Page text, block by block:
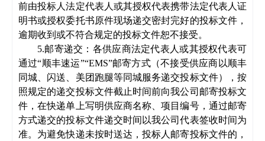
前由投标人法定代表人或其授权代表携带法定代表人证
明书或授权委托书原件现场递交密封完好的投标文件，
逾期收到或不符合规定的投标文件恕不接受。
5.邮寄递交：各供应商法定代表人或其授权代表可
通过“顺丰速运”“EMS”邮寄方式（不接受供应商以顺丰
同城、闪送、美团跑腿等同城服务递交投标文件），按
照规定的递交投标文件截止时间前向我公司邮寄投标文
件，在快递单上写明供应商名称、项目编号，通过邮寄
方式递交的投标文件递交时间以我公司代表签收时间为
准。为避免快递未按时送达，投标人邮寄投标文件的，